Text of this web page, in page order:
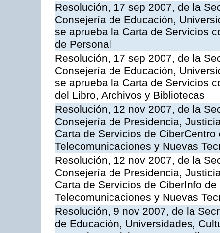
Resolución, 17 sep 2007, de la
Consejería de Educación,
se aprueba la Carta de Servicios
de Personal
Resolución, 17 sep 2007, de la
Consejería de Educación,
se aprueba la Carta de Servicios
del Libro, Archivos y Bibliotecas
Resolución, 12 nov 2007, de la
Consejería de Presidencia,
Carta de Servicios de
Telecomunicaciones y Nuevas
Resolución, 12 nov 2007, de la
Consejería de Presidencia,
Carta de Servicios de CiberInfo
Telecomunicaciones y Nuevas
Resolución, 9 nov 2007, de la
de Educación, Universidades,